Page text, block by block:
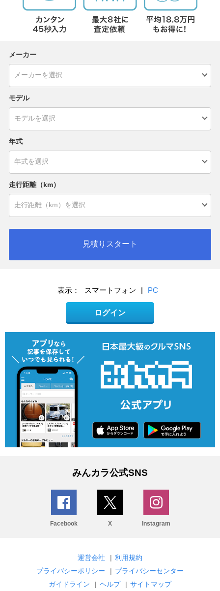
メーカー
モデル
年式
走行距離（km）
見積りスタート
表示： スマートフォン | PC
ログイン
みんカラ公式SNS
Facebook X Instagram
運営会社 | 利用規約
プライバシーポリシー
| プライバシーセンター
ガイドライン
| ヘルプ | サイトマップ